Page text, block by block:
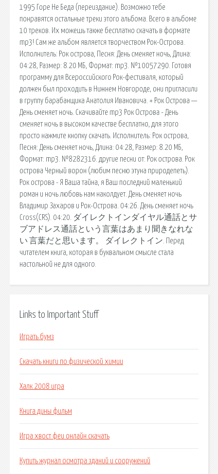
1995 Горе Не Беда (переиздание). Возможно тебе
понравятся остальные треки этого альбома. Всего в альбоме
10 треков. Их можешь также бесплатно скачать в формате
mp3! Сам же альбом является творчеством Рок-Острова.
Исполнитель: Рок острова, Песня: День сменяет ночь, Длина:
04:28, Размер: 8.20 МБ, Формат: mp3. №10057290. Готовя
программу для Всероссийского Рок-фестиваля, который
должен был проходить в Нижнем Новгороде, они пригласили
в группу барабанщика Анатолия Ивановича. + Рок Острова —
День сменяет ночь. Скачивайте mp3 Рок Острова - День
сменяет ночь в высоком качестве бесплатно, для этого
просто нажмите кнопку скачать. Исполнитель: Рок острова,
Песня: День сменяет ночь, Длина: 04:28, Размер: 8.20 МБ,
Формат: mp3. №8282316. другие песни от: Рок острова. Рок
острова Черный ворон (любим песню этуна природепеть).
Рок острова - Я Ваша тайна, я Ваш последний маленький
роман и ночь любовь нам наколдует. День сменяет ночь
Владимир Захаров и Рок-Острова. 04:26. День сменяет ночь
Cross(CRS). 04:20. ダイレクトインダイヤル通話とサ
ブアドレス通話という言葉はあまり聞きなれな
い 言葉だと思います。 ダイレクトイン. Перед
читателем книга, которая в буквальном смысле стала
настольной не для одного.
Links to Important Stuff
Играть бумз
Скачать книги по физической химии
Халк 2008 игра
Книга дины фильм
Игра хвост феи онлайн скачать
Купить журнал осмотра зданий и сооружений